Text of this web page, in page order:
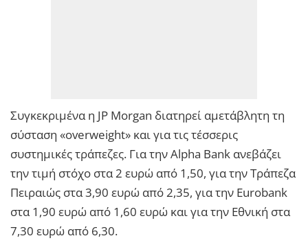
Συγκεκριμένα η JP Morgan διατηρεί αμετάβλητη τη
σύσταση «overweight» και για τις τέσσερις
συστημικές τράπεζες. Για την Alpha Bank ανεβάζει
την τιμή στόχο στα 2 ευρώ από 1,50, για την Τράπεζα
Πειραιώς στα 3,90 ευρώ από 2,35, για την Eurobank
στα 1,90 ευρώ από 1,60 ευρώ και για την Εθνική στα
7,30 ευρώ από 6,30.